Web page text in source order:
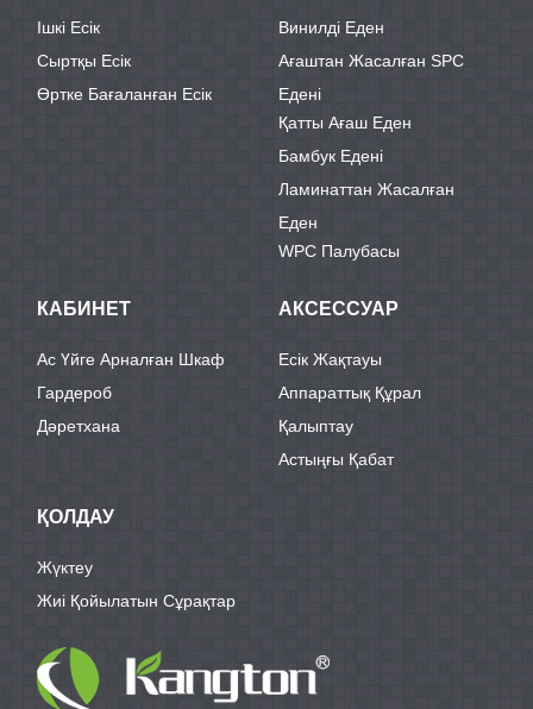
Ішкі Есік
Сыртқы Есік
Өртке Бағаланған Есік
Винилді Еден
Ағаштан Жасалған SPC
Едені
Қатты Ағаш Еден
Бамбук Едені
Ламинаттан Жасалған
Еден
WPC Палубасы
КАБИНЕТ
Ас Үйге Арналған Шкаф
Гардероб
Дәретхана
АКСЕССУАР
Есік Жақтауы
Аппараттық Құрал
Қалыптау
Астыңғы Қабат
ҚОЛДАУ
Жүктеу
Жиі Қойылатын Сұрақтар